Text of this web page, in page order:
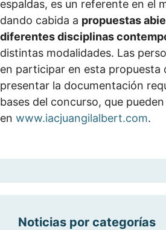
espaldas, es un referente en el
dando cabida a propuestas
diferentes disciplinas
distintas modalidades. Las
en participar en esta propuesta
presentar la documentación
bases del concurso, que
en www.iacjuangilalbert.com.
Noticias por categorías